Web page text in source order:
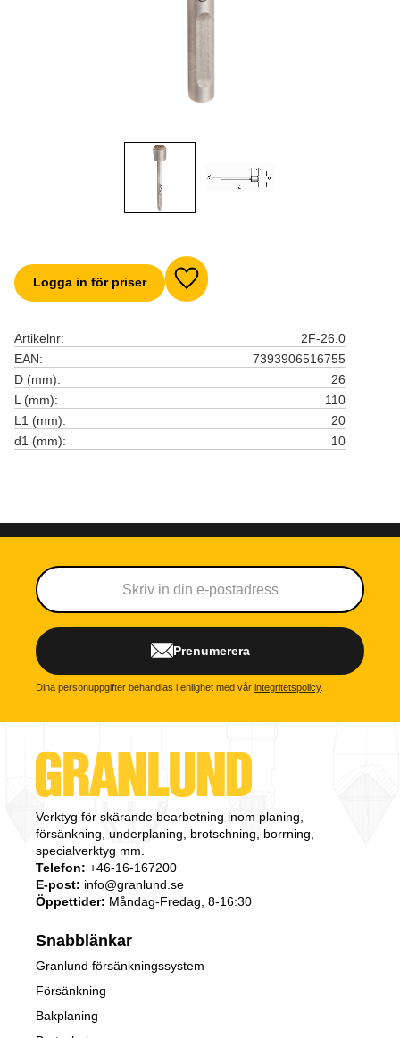
Logga in för priser Lägg till i favoriter
Artikelnr
2F-26.0
EAN
7393906516755
D (mm)
26
L (mm)
110
L1 (mm)
20
d1 (mm)
10
Prenumerera
Dina personuppgifter behandlas i enlighet med vår integritetspolicy.
Verktyg för skärande bearbetning inom planing,
försänkning, underplaning, brotschning, borrning,
specialverktyg mm.
Telefon: +46-16-167200
E-post: info@granlund.se
Öppettider: Måndag-Fredag, 8-16:30
Snabblänkar
Granlund försänkningssystem
Försänkning
Bakplaning